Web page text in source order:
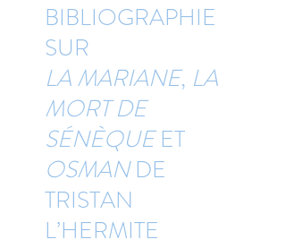
BIBLIOGRAPHIE
SUR
LA MARIANE, LA
MORT DE
SÉNÈQUEET
OSMANDE
TRISTAN
L’HERMITE